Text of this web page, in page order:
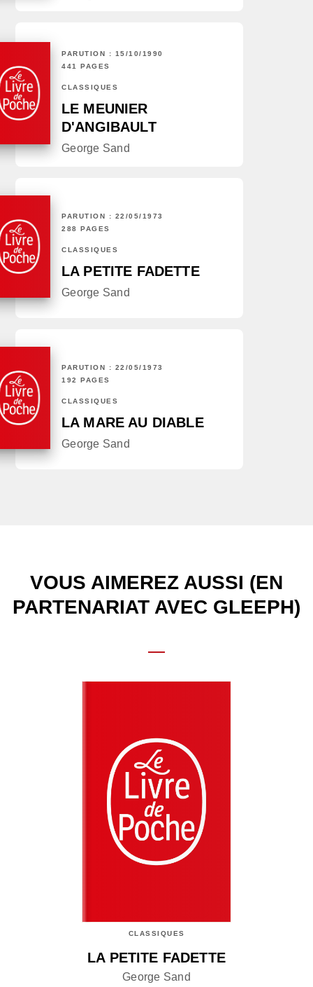
PARUTION : 15/10/1990
441 PAGES
CLASSIQUES
LE MEUNIER
D'ANGIBAULT
George Sand
PARUTION : 22/05/1973
288 PAGES
CLASSIQUES
LA PETITE FADETTE
George Sand
PARUTION : 22/05/1973
192 PAGES
CLASSIQUES
LA MARE AU DIABLE
George Sand
VOUS AIMEREZ AUSSI (EN
PARTENARIAT AVEC GLEEPH)
CLASSIQUES
LA PETITE FADETTE
George Sand